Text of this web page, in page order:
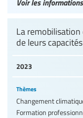
2023
La
de leurs
Thèmes
Changement
Formation